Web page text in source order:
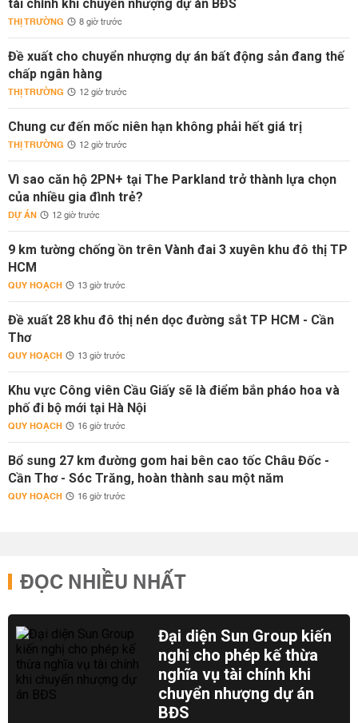
tài chính khi chuyển nhượng dự án BĐS
THỊ TRƯỜNG 8 giờ trước
Đề xuất cho chuyển nhượng dự án bất động sản đang thế
chấp ngân hàng
THỊ TRƯỜNG 12 giờ trước
Chung cư đến mốc niên hạn không phải hết giá trị
THỊ TRƯỜNG 12 giờ trước
Vì sao căn hộ 2PN+ tại The Parkland trở thành lựa chọn
của nhiều gia đình trẻ?
DỰ ÁN 12 giờ trước
9 km tường chống ồn trên Vành đai 3 xuyên khu đô thị TP
HCM
QUY HOẠCH 13 giờ trước
Đề xuất 28 khu đô thị nén dọc đường sắt TP HCM - Cần
Thơ
QUY HOẠCH 13 giờ trước
Khu vực Công viên Cầu Giấy sẽ là điểm bắn pháo hoa và
phố đi bộ mới tại Hà Nội
QUY HOẠCH 16 giờ trước
Bổ sung 27 km đường gom hai bên cao tốc Châu Đốc -
Cần Thơ - Sóc Trăng, hoàn thành sau một năm
QUY HOẠCH 16 giờ trước
ĐỌC NHIỀU NHẤT
Đại diện Sun Group kiến
nghị cho phép kế thừa
nghĩa vụ tài chính khi
chuyển nhượng dự án
BĐS